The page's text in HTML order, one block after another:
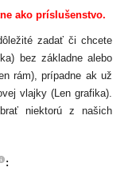
ako príslušenstvo.
zadať či chcete
bez základne alebo
rám), prípadne ak už
vlajky (Len grafika).
niektorú z našich
: